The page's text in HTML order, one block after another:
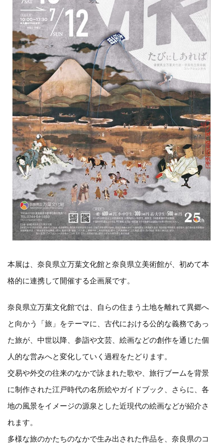
本展は、奈良県立万葉文化館と奈良県立美術館が、初めて本
格的に連携して開催する企画展です。
奈良県立万葉文化館では、自らの住まう土地を離れて異郷へ
と向かう「旅」をテーマに、古代における公的な義務であっ
た旅が、中世以降、参詣や文芸、絵画などの創作を通じた個
人的な営みへと変化していく過程をたどります。
交易や外交の往来のなかで詠まれた歌や、旅行ブームを背景
に制作された江戸時代の名所絵やガイドブック、さらに、各
地の風景をイメージの源泉とした近現代の絵画などが紹介さ
れます。
多様な旅のかたちのなかで生み出された作品を、奈良県のコ